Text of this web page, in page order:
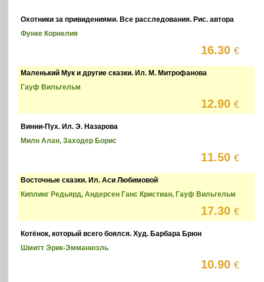
Охотники за привидениями. Все расследования. Рис. автора
Функе Корнелия
16.30€
Маленький Мук и другие сказки. Ил. М. Митрофанова
Гауф Вильгельм
12.90€
Винни-Пух. Ил. Э. Назарова
Милн Алан, Заходер Борис
11.50€
Восточные сказки. Ил. Аси Любимовой
Киплинг Редьярд, Андерсен Ганс Кристиан, Гауф Вильгельм
17.30€
Котёнок, который всего боялся. Худ. Барбара Брюн
Шмитт Эрик-Эмманюэль
10.90€